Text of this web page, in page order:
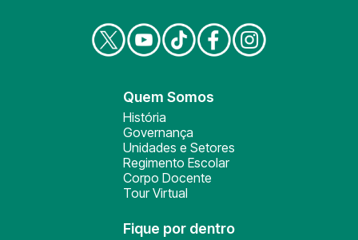
Quem Somos
História
Governança
Unidades e Setores
Regimento Escolar
Corpo Docente
Tour Virtual
Fique por dentro